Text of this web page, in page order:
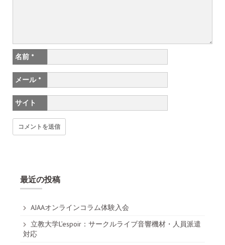
名前 *
メール *
サイト
最近の投稿
AJAAオンラインコラム体験入会
立教大学L’espoir：サークルライブ音響機材・人員派遣
対応